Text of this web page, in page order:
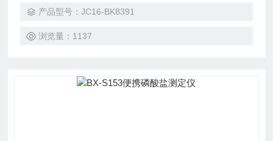
产品型号：JC16-BK8391
浏览量：1137